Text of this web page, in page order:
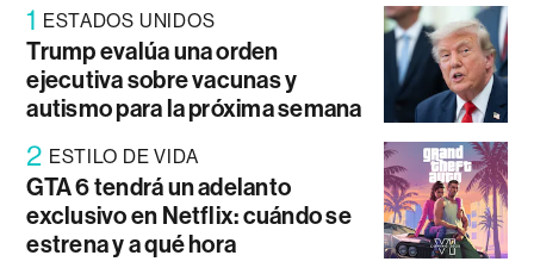
1 ESTADOS UNIDOS
Trump evalúa una orden
ejecutiva sobre vacunas y
autismo para la próxima semana
2 ESTILO DE VIDA
GTA 6 tendrá un adelanto
exclusivo en Netflix: cuándo se
estrena y a qué hora